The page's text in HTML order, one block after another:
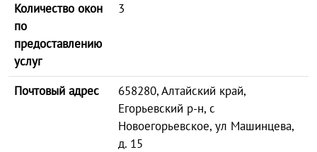
Количество окон
по
предоставлению
услуг
3
Почтовый адрес
658280, Алтайский край,
Егорьевский р-н, с
Новоегорьевское, ул Машинцева,
д. 15